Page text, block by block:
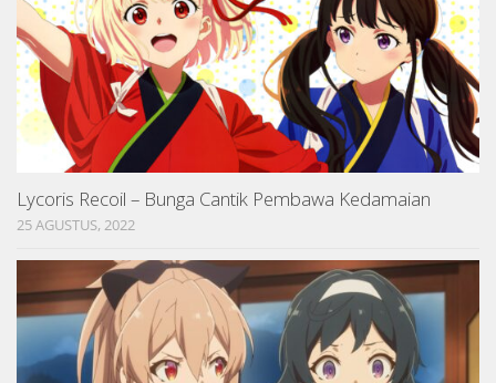
Lycoris Recoil – Bunga Cantik Pembawa Kedamaian
25 AGUSTUS, 2022